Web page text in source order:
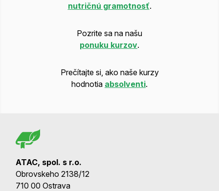
nutričnú gramotnosť.
Pozrite sa na našu
ponuku kurzov.
Prečítajte si, ako naše kurzy
hodnotia absolventi.
ATAC, spol. s r.o.
Obrovskeho 2138/12
710 00 Ostrava